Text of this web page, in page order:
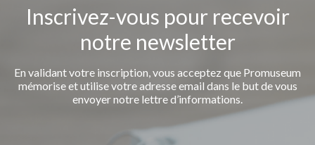
Inscrivez-vous pour recevoir
notre newsletter
En validant votre inscription, vous acceptez que Promuseum
mémorise et utilise votre adresse email dans le but de vous
envoyer notre lettre d’informations.